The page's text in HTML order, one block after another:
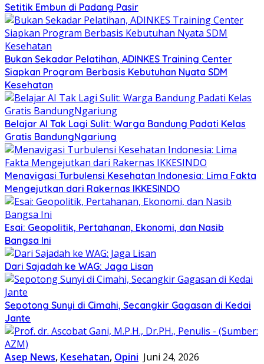
Setitik Embun di Padang Pasir
Bukan Sekadar Pelatihan, ADINKES Training Center
Siapkan Program Berbasis Kebutuhan Nyata SDM
Kesehatan
Belajar AI Tak Lagi Sulit: Warga Bandung Padati Kelas
Gratis BandungNgariung
Menavigasi Turbulensi Kesehatan Indonesia: Lima Fakta
Mengejutkan dari Rakernas IKKESINDO
Esai: Geopolitik, Pertahanan, Ekonomi, dan Nasib
Bangsa Ini
Dari Sajadah ke WAG: Jaga Lisan
Sepotong Sunyi di Cimahi, Secangkir Gagasan di Kedai
Jante
Asep News, Kesehatan, Opini Juni 24, 2026